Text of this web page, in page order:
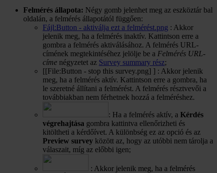
Felmérés állapota: Négy gomb jelenhet meg az eszköztár bal
oldalán, a felmérés állapotától függően:
Fájl:Button - aktiválja ezt a felmérést.png : Akkor
jelenik meg, ha a felmérés inaktív. Kattintson erre a
gombra a felmérés aktiválásához. A felmérés URL-
címének megtekintéséhez jelölje be a Felmérés URL-
címe négyzetet az Survey summary rész;
[[File:Button - stop this survey.png] ] : Akkor jelenik
meg, ha a felmérés aktív. Kattintson erre a gombra, ha
le szeretné állítani a felmérést. A felmérés résztvevői a
továbbiakban nem férhetnek hozzá a felméréshez.
: Ha a felmérés aktív, a Kérdés
végrehajtása gombra kattintva ellenőrizheti és
kitöltheti a kérdőívet. A különbség ez az opció és az
Preview survey között az, hogy az utóbbi nem tárolja a
válaszait, míg az előbbi igen;
: Akkor jelenik meg, ha a felmérés